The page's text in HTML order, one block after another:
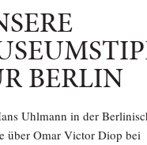
BERLIN
Uhlmann in der
über Omar Victor Diop bei